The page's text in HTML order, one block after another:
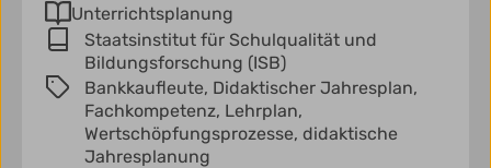
Unterrichtsplanung
Staatsinstitut für Schulqualität und
Bildungsforschung (ISB)
Bankkaufleute, Didaktischer Jahresplan,
Fachkompetenz, Lehrplan,
Wertschöpfungsprozesse, didaktische
Jahresplanung